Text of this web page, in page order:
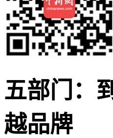
五部门：
越品牌